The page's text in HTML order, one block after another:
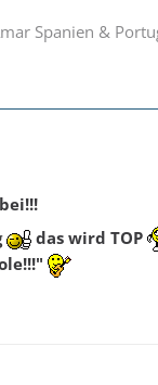
Spanien &
das wird TOP